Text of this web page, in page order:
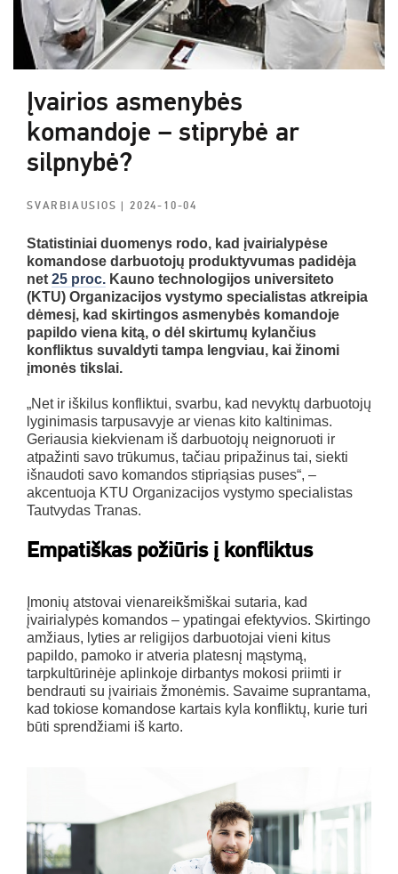
Įvairios asmenybės
komandoje – stiprybė ar
silpnybė?
SVARBIAUSIOS| 2024-10-04
Statistiniai duomenys rodo, kad įvairialypėse
komandose darbuotojų produktyvumas padidėja
net 25 proc. Kauno technologijos universiteto
(KTU) Organizacijos vystymo specialistas atkreipia
dėmesį, kad skirtingos asmenybės komandoje
papildo viena kitą, o dėl skirtumų kylančius
konfliktus suvaldyti tampa lengviau, kai žinomi
įmonės tikslai.
„Net ir iškilus konfliktui, svarbu, kad nevyktų darbuotojų
lyginimasis tarpusavyje ar vienas kito kaltinimas.
Geriausia kiekvienam iš darbuotojų neignoruoti ir
atpažinti savo trūkumus, tačiau pripažinus tai, siekti
išnaudoti savo komandos stipriąsias puses“, –
akcentuoja KTU Organizacijos vystymo specialistas
Tautvydas Tranas.
Empatiškas požiūris į konfliktus
Įmonių atstovai vienareikšmiškai sutaria, kad
įvairialypės komandos – ypatingai efektyvios. Skirtingo
amžiaus, lyties ar religijos darbuotojai vieni kitus
papildo, pamoko ir atveria platesnį mąstymą,
tarpkultūrinėje aplinkoje dirbantys mokosi priimti ir
bendrauti su įvairiais žmonėmis. Savaime suprantama,
kad tokiose komandose kartais kyla konfliktų, kurie turi
būti sprendžiami iš karto.